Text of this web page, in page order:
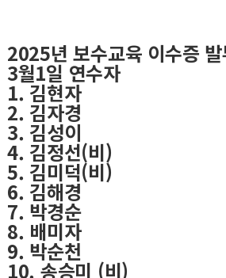
​2025년 보수교육 이수증
3월1일 연수자
1. 김현자
2. 김자경
3. 김성이
4. 김정선(비)
5. 김미덕(비)
6. 김해경
7. 박경순
8. 배미자
9. 박순천
10. 송승미 (비)